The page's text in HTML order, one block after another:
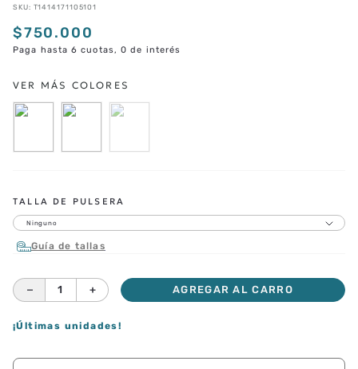
SKU: T1414171105101
$750.000
Paga hasta 6 cuotas, 0 de interés
TALLA DE PULSERA
Ninguno
Guía de tallas
＋
－ AGREGAR AL CARRO
¡Últimas unidades!